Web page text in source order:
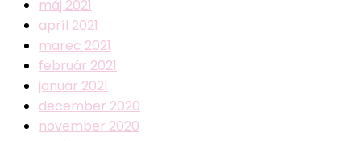
máj 2021
apríl 2021
marec 2021
február 2021
január 2021
december 2020
november 2020